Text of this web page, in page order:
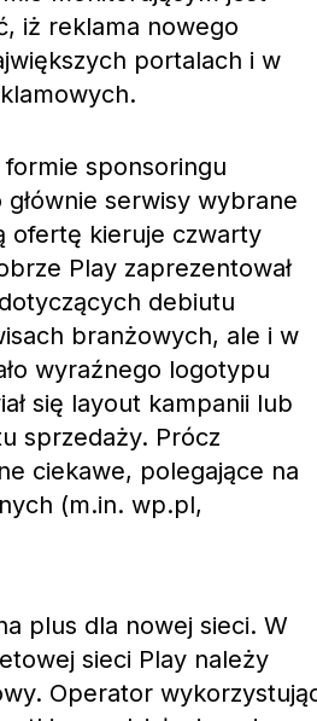
iż reklama nowego
portalach i w
sponsoringu
serwisy wybrane
ofertę kieruje czwarty
Play zaprezentował
debiutu
branżowych, ale i w
wyraźnego logotypu
się layout kampanii lub
sprzedaży. Prócz
ciekawe, polegające na
(m.in. wp.pl,
plus dla nowej sieci. W
sieci Play należy
Operator